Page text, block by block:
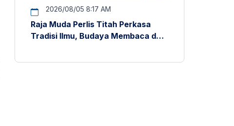
2026/08/05 8:17 AM
Raja Muda Perlis Titah Perkasa
Tradisi Ilmu, Budaya Membaca dan